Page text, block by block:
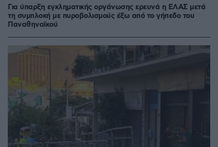
Για ύπαρξη εγκληματικής οργάνωσης ερευνά η ΕΛΑΣ μετά
τη συμπλοκή με πυροβολισμούς έξω από το γήπεδο του
Παναθηναϊκού